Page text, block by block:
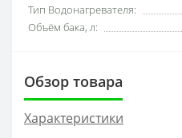
Тип Водонагревателя:
Объём бака, л:
Обзор товара
Характеристики